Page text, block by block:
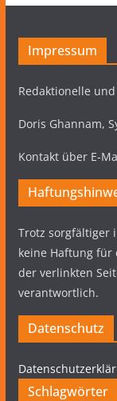
Impressum
Redaktionelle
Doris Ghannam,
Kontakt über E-
Trotz sorgfältiger
keine Haftung für
der verlinkten
verantwortlich.
Datenschutz
Schlagwörter